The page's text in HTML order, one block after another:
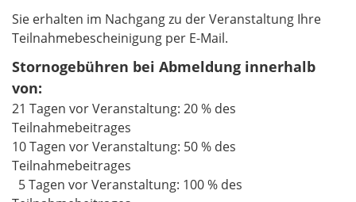
Sie erhalten im Nachgang zu der Veranstaltung Ihre
Teilnahmebescheinigung per E-Mail.
Stornogebühren bei Abmeldung innerhalb
von:
21 Tagen vor Veranstaltung: 20 % des
Teilnahmebeitrages
10 Tagen vor Veranstaltung: 50 % des
Teilnahmebeitrages
5 Tagen vor Veranstaltung: 100 % des